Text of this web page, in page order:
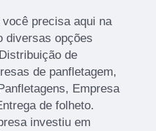
precisa aqui na
diversas opções
de
de panfletagem,
Empresa
de folheto.
investiu em